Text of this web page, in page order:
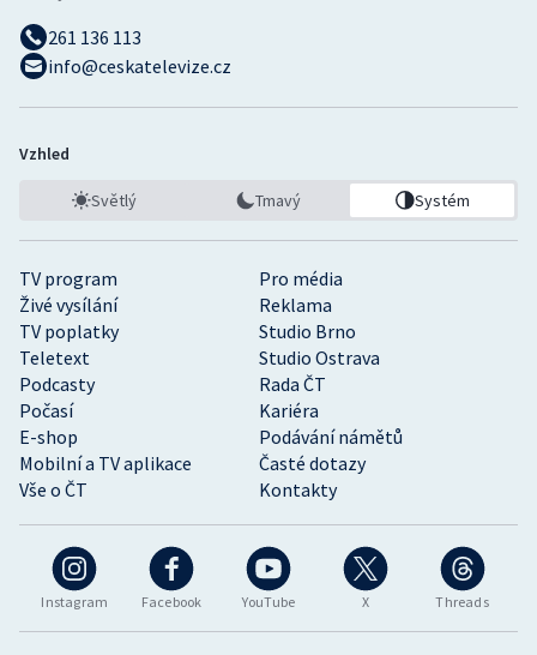
Instagram Facebook YouTube X Threads
TV program
Pro média
Živé vysílání
Reklama
TV poplatky
Studio Brno
Teletext
Studio Ostrava
Podcasty
Rada ČT
Počasí
Kariéra
E-shop
Podávání námětů
Mobilní a TV aplikace
Časté dotazy
Vše o ČT
Kontakty
261 136 113
info@ceskatelevize.cz
Vzhled
Světlý Tmavý Systém